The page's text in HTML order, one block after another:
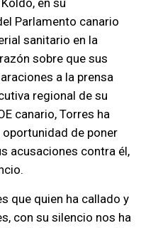
en su
Parlamento canario
sanitario en la
sobre que sus
a la prensa
regional de su
canario, Torres ha
de poner
acusaciones contra él,
que quien ha callado y
con su silencio nos ha